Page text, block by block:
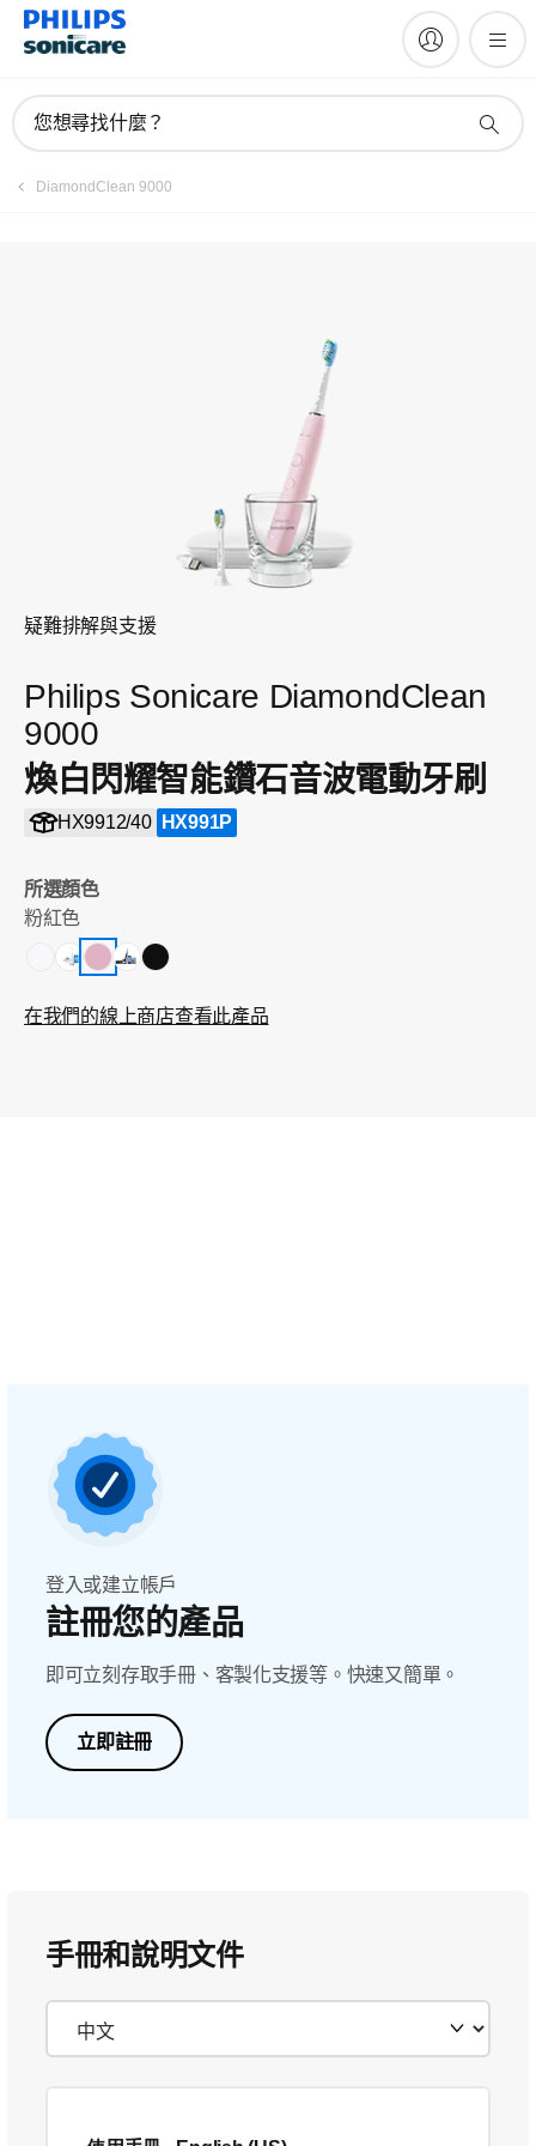
您想尋找什麼？
DiamondClean 9000
疑難排解與支援
Philips Sonicare DiamondClean
9000
煥白閃耀智能鑽石音波電動牙刷
HX9912/40 HX991P
所選顏色
粉紅色
在我們的線上商店查看此產品
註冊產品
登入或建立帳戶
註冊您的產品
即可立刻存取手冊、客製化支援等。快速又簡單。
立即註冊
手冊和說明文件